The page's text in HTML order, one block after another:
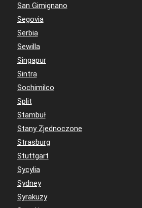
San Gimignano
Segovia
Serbia
Sewilla
Singapur
Sintra
Sochimilco
Split
Stambuł
Stany Zjednoczone
Strasburg
Stuttgart
Sycylia
Sydney
Syrakuzy